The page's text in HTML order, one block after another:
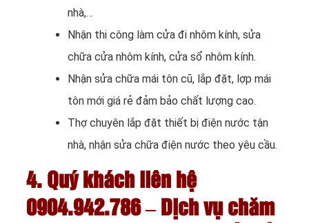
nhà,…
Nhận thi công làm cửa đi nhôm kính, sửa
chữa cửa nhôm kính, cửa sổ nhôm kính.
Nhận sửa chữa mái tôn cũ, lắp đặt, lợp mái
tôn mới giá rẻ đảm bảo chất lượng cao.
Thợ chuyên lắp đặt thiết bị điện nước tận
nhà, nhận sửa chữa điện nước theo yêu cầu.
4. Quý khách liên hệ
0904.942.786 – Dịch vụ chăm